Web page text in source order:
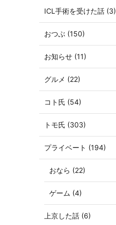
ICL手術を受けた話 (3)
おつぶ (150)
お知らせ (11)
グルメ (22)
コト氏 (54)
トモ氏 (303)
プライベート (194)
おなら (22)
ゲーム (4)
上京した話 (6)